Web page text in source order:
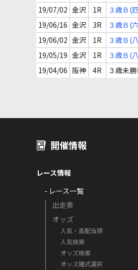
19/07/02 金沢 1R ３歳Ｂ(
19/06/16 金沢 3R ３歳Ｂ(
19/06/02 金沢 1R ３歳Ｂ(
19/05/19 金沢 1R ３歳Ｂ(
19/04/06 阪神 4R ３歳未
開催情報
レース情報
- レース一覧
出走表
オッズ
人気・高配当順
人気検索
オッズ検索
オッズ賭式選択